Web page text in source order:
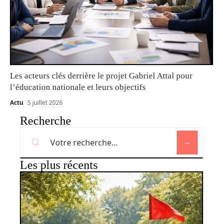
Les acteurs clés derrière le projet Gabriel Attal pour
l’éducation nationale et leurs objectifs
Actu 5 juillet 2026
Recherche
Les plus récents